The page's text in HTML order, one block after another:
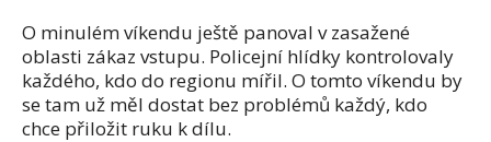
O minulém víkendu ještě panoval v zasažené
oblasti zákaz vstupu. Policejní hlídky kontrolovaly
každého, kdo do regionu mířil. O tomto víkendu by
se tam už měl dostat bez problémů každý, kdo
chce přiložit ruku k dílu.